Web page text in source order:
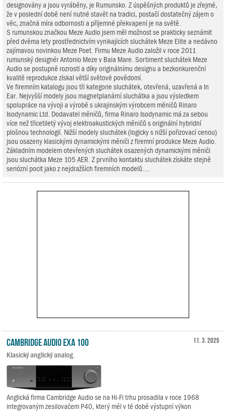
designovány a jsou vyráběny, je Rumunsko. Z úspěšných produktů je zřejmé,
že v poslední době není nutné stavět na tradici, postačí dostatečný zájem o
věc, značná míra odbornosti a příjemné překvapení je na světě.
S rumunskou značkou Meze Audio jsem měl možnost se prakticky seznámit
před dvěma lety prostřednictvím vynikajících sluchátek Meze Elite a nedávno
zajímavou novinkou Meze Poet. Firmu Meze Audio založil v roce 2011
rumunský designér Antonio Meze v Baia Mare. Sortiment sluchátek Meze
Audio se postupně rozrostl a díky originálnímu designu a bezkonkurenční
kvalitě reprodukce získal větší světové povědomí.
Ve firemním katalogu jsou tři kategorie sluchátek, otevřená, uzavřená a In
Ear. Nejvyšší modely jsou magnetplanární sluchátka a jsou výsledkem
spolupráce na vývoji a výrobě s ukrajinským výrobcem měničů Rinaro
Isodynamic Ltd. Dodavatel měničů, firma Rinaro Isodynamic má za sebou
více než třicetiletý vývoj elektroakustických měničů s originální hybridní
plošnou technologií. Nižší modely sluchátek (logicky s nižší pořizovací cenou)
jsou osazeny klasickými dynamickými měniči z firemní produkce Meze Audio.
Základním modelem otevřených sluchátek osazených dynamickými měniči
jsou sluchátka Meze 105 AER. Z prvního kontaktu sluchátek získáte stejně
seriózní pocit jako z nejdražších firemních modelů....
11. 3. 2025
Cambridge Audio EXA 100
Klasický anglický analog.
Anglická firma Cambridge Audio se na Hi-Fi trhu prosadila v roce 1968
integrovaným zesilovačem P40, který měl v té době výstupní výkon